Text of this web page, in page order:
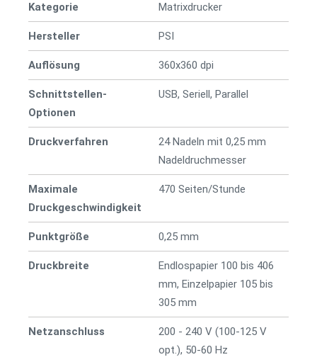
Kategorie Matrixdrucker
Hersteller PSI
Auflösung 360x360 dpi
Schnittstellen-
Optionen
USB, Seriell, Parallel
Druckverfahren
24 Nadeln mit 0,25 mm
Nadeldruchmesser
Maximale
Druckgeschwindigkeit
470 Seiten/Stunde
Punktgröße 0,25 mm
Druckbreite
Endlospapier 100 bis 406
mm, Einzelpapier 105 bis
305 mm
Netzanschluss
200 - 240 V (100-125 V
opt.), 50-60 Hz